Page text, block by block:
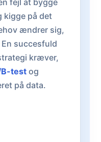
fejl at bygge
kigge på det
ændrer sig,
succesfuld
kræver,
testog
på data.